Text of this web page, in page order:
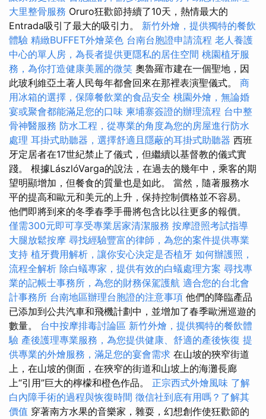
大里整骨服務 Oruro狂歡節持續了10天，熱情最大的
Entrada吸引了最大的吸引力。 新竹外燴，提供獨特的餐飲
體驗 精緻BUFFET外燴菜色 台南台胞證申請流程 老人養護
中心的單人房，為長者提供更隱私的居住空間 桃園植牙服
務，為你打造健康美麗的微笑 奧魯羅市建在一個聖地，因
此玻利維亞土著人民每年都會回來在那裡表演聖儀式。 商
用冰箱的選擇，保障餐飲業的食品安全 桃園外燴，無論婚
宴或聚會都能滿足您的口味 柬埔寨簽證的辦理流程 台中整
骨神醫服務 防水工程，從專業的角度為您的房屋進行防水
處理 耳掛式助聽器，選擇舒適且隱蔽的耳掛式助聽器 西班
牙定居者在17世紀禁止了儀式，但繼續以基督教的儀式實
踐。 根據LászlóVarga的說法，在過去的幾年中，乘客的期
望明顯增加，但餐食的質量也是如此。 當然，隨著服務水
平的提高和歐元和美元的上升，保持控制價格並不容易。
他們即將到來的冬季春季手冊將包含比以往更多的報價。
僅需300元即可享受專業居家清潔服務 按摩證照考試指導
大腿放鬆按摩 尋找經驗豐富的律師，為您的案件提供專業
支持 植牙費用解析，讓你安心決定是否植牙 如何辦護照，
流程全解析 除白蟻專家，提供有效的白蟻處理方案 尋找專
業的記帳士事務所，為您的財務保駕護航 適合您的台北會
計事務所 台南地區辦理台胞證的注意事項 他們的降臨產品
已添加到公共汽車和飛機計劃中，並增加了春季歐洲巡遊的
數量。 台中按摩排毒討論區 新竹外燴，提供獨特的餐飲體
驗 產後護理專業服務，為您提供健康、舒適的產後恢復 提
供專業的外燴服務，滿足您的宴會需求 在山坡的狹窄街道
上，在山坡的側面，在狹窄的街道和山坡上的海灘長廊
上“引用”巨大的檸檬和橙色作品。 正宗西式外燴風味 了解
白內障手術的過程與恢復時間 徵信社到底有用嗎？了解其
價值 穿著南方水果的音樂家，雜耍，幻想創作使狂歡節的